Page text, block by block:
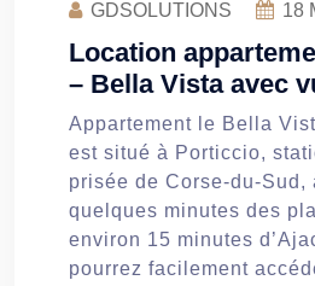
GDSOLUTIONS 18
Location
– Bella Vista avec
Appartement le Bella
est situé à Porticcio,
prisée de Corse-du-Sud,
quelques minutes des
environ 15 minutes
pourrez facilement